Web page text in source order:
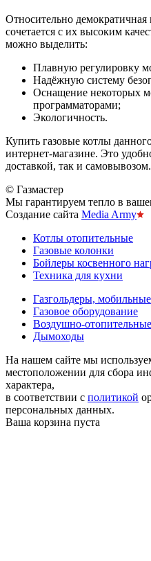
Относительно демократичная
сочетается с их высоким
можно выделить:
Плавную регулировку
Надёжную систему
Оснащение некоторых
программаторами;
Экологичность.
Купить газовые котлы
интернет-магазине. Это
доставкой, так и самовывозом.
© Газмастер
Мы гарантируем тепло в
Создание сайта Media Army
Котлы отопительные
Газовые колонки
Бойлеры косвенного
Техника для кухни
Газгольдеры,
Газовое оборудование
Воздушно-
Дымоходы
На нашем сайте мы
местоположении для сбора
характера,
в соответствии с политикой
персональных данных.
Ваша корзина пуста